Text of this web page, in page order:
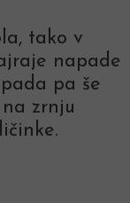
tako v
napade
pa še
na zrnju